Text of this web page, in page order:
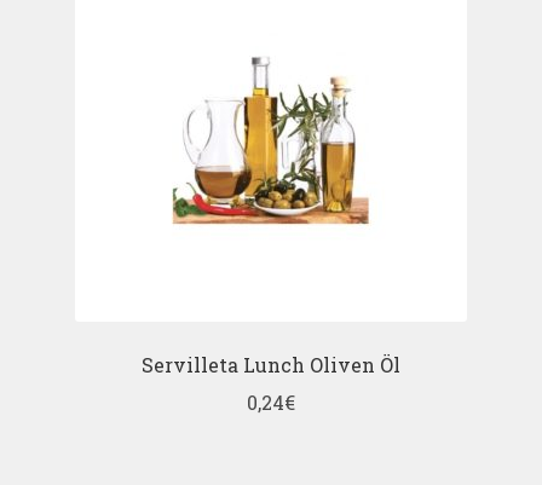
Servilleta Lunch Oliven Öl
0,24€